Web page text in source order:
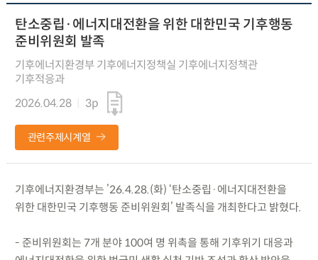
탄소중립·에너지대전환을 위한 대한민국 기후행동
준비위원회 발족
기후에너지환경부 기후에너지정책실 기후에너지정책관
기후적응과
2026.04.28
3p
관련주제시계열
기후에너지환경부는 ’26.4.28.(화) ‘탄소중립·에너지대전환을
위한 대한민국 기후행동 준비위원회’ 발족식을 개최한다고 밝혔다.
- 준비위원회는 7개 분야 100여 명 위촉을 통해 기후위기 대응과